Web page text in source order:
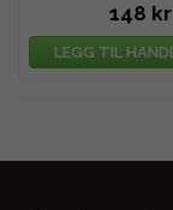
148 kr
LEGG TIL